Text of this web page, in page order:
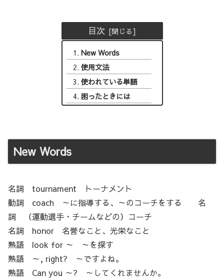
目次
New Words
使用文法
使われている単語
困ったときには
New Words
名詞 tournament トーナメント
動詞 coach ～に指導する、～のコーチをする 名
詞 （運動選手・チームなどの）コーチ
名詞 honor 名誉なこと、光栄なこと
熟語 look for ～ ～を探す
熟語 ～, right? ～ですよね。
熟語 Can you ～? ～してくれませんか。